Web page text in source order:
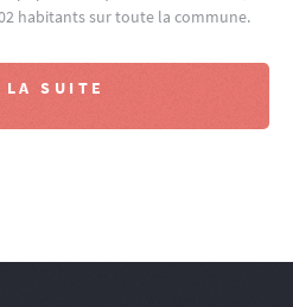
habitants sur toute la commune.
SUITE